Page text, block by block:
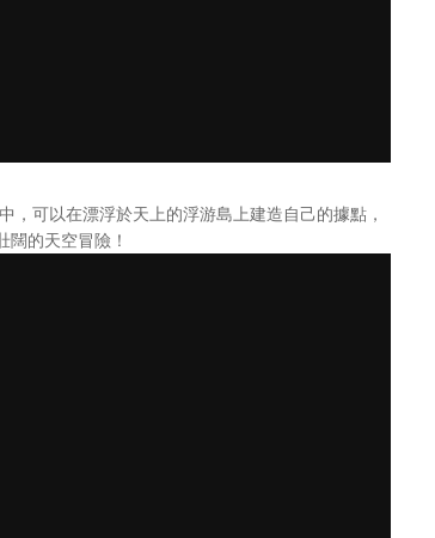
可以在漂浮於天上的浮游島上建造自己的據點，
的天空冒險！